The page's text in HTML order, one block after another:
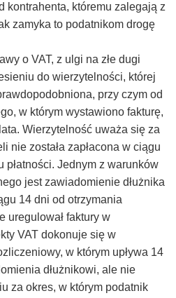
kontrahenta, któremu zalegają z
zamyka to podatnikom drogę
o VAT, z ulgi na złe dugi
do wierzytelności, której
przy czym od
w którym wystawiono fakturę,
Wierzytelność uważa się za
nie została zapłacona w ciągu
płatności. Jednym z warunków
jest zawiadomienie dłużnika
14 dni od otrzymania
uregulował faktury w
VAT dokonuje się w
w którym upływa 14
dłużnikowi, ale nie
za okres, w którym podatnik